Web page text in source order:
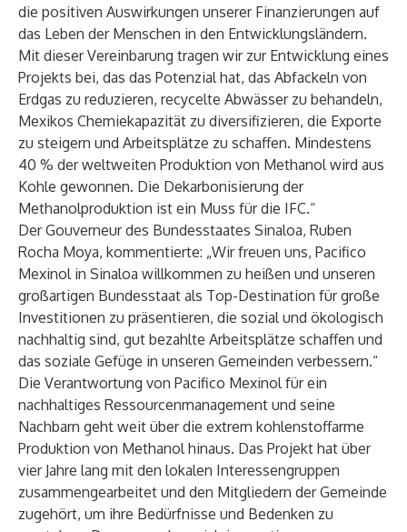
die positiven Auswirkungen unserer Finanzierungen auf
das Leben der Menschen in den Entwicklungsländern.
Mit dieser Vereinbarung tragen wir zur Entwicklung eines
Projekts bei, das das Potenzial hat, das Abfackeln von
Erdgas zu reduzieren, recycelte Abwässer zu behandeln,
Mexikos Chemiekapazität zu diversifizieren, die Exporte
zu steigern und Arbeitsplätze zu schaffen. Mindestens
40 % der weltweiten Produktion von Methanol wird aus
Kohle gewonnen. Die Dekarbonisierung der
Methanolproduktion ist ein Muss für die IFC.“
Der Gouverneur des Bundesstaates Sinaloa, Ruben
Rocha Moya, kommentierte: „Wir freuen uns, Pacifico
Mexinol in Sinaloa willkommen zu heißen und unseren
großartigen Bundesstaat als Top-Destination für große
Investitionen zu präsentieren, die sozial und ökologisch
nachhaltig sind, gut bezahlte Arbeitsplätze schaffen und
das soziale Gefüge in unseren Gemeinden verbessern.“
Die Verantwortung von Pacifico Mexinol für ein
nachhaltiges Ressourcenmanagement und seine
Nachbarn geht weit über die extrem kohlenstoffarme
Produktion von Methanol hinaus. Das Projekt hat über
vier Jahre lang mit den lokalen Interessengruppen
zusammengearbeitet und den Mitgliedern der Gemeinde
zugehört, um ihre Bedürfnisse und Bedenken zu